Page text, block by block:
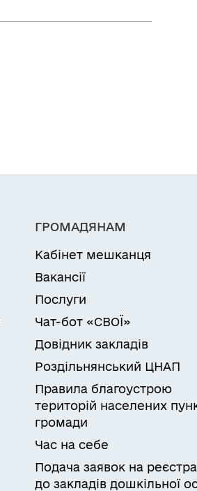
ГРОМАДЯНАМ
Кабінет мешканця
Вакансії
Послуги
Чат-бот «СВОЇ»
Довідник закладів
Роздільнянський ЦНАП
Правила благоустрою
територій населених
громади
Час на себе
Подача заявок на
до закладів дошкільної